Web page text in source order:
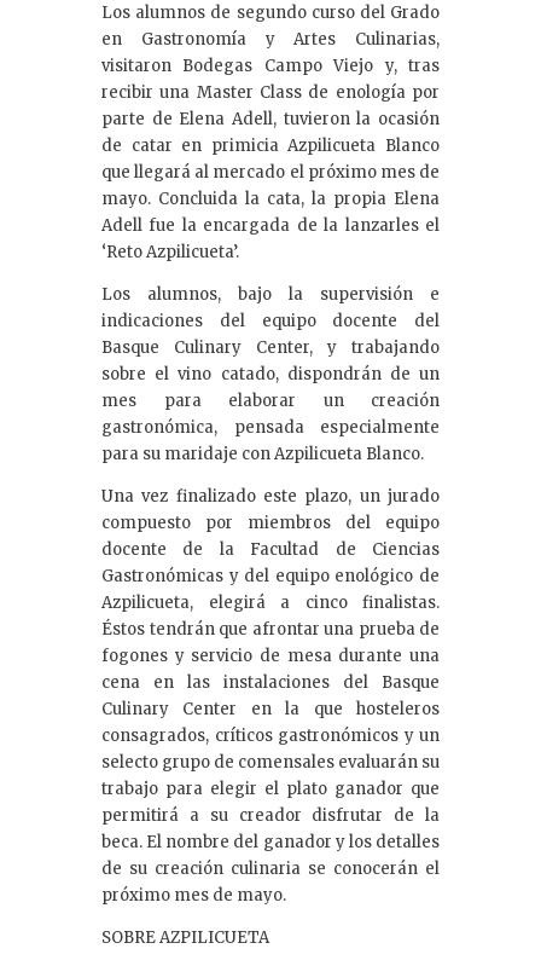
Los alumnos de segundo curso del Grado
en Gastronomía y Artes Culinarias,
visitaron Bodegas Campo Viejo y, tras
recibir una Master Class de enología por
parte de Elena Adell, tuvieron la ocasión
de catar en primicia Azpilicueta Blanco
que llegará al mercado el próximo mes de
mayo. Concluida la cata, la propia Elena
Adell fue la encargada de la lanzarles el
‘Reto Azpilicueta’.
Los alumnos, bajo la supervisión e
indicaciones del equipo docente del
Basque Culinary Center, y trabajando
sobre el vino catado, dispondrán de un
mes para elaborar un creación
gastronómica, pensada especialmente
para su maridaje con Azpilicueta Blanco.
Una vez finalizado este plazo, un jurado
compuesto por miembros del equipo
docente de la Facultad de Ciencias
Gastronómicas y del equipo enológico de
Azpilicueta, elegirá a cinco finalistas.
Éstos tendrán que afrontar una prueba de
fogones y servicio de mesa durante una
cena en las instalaciones del Basque
Culinary Center en la que hosteleros
consagrados, críticos gastronómicos y un
selecto grupo de comensales evaluarán su
trabajo para elegir el plato ganador que
permitirá a su creador disfrutar de la
beca. El nombre del ganador y los detalles
de su creación culinaria se conocerán el
próximo mes de mayo.
SOBRE AZPILICUETA